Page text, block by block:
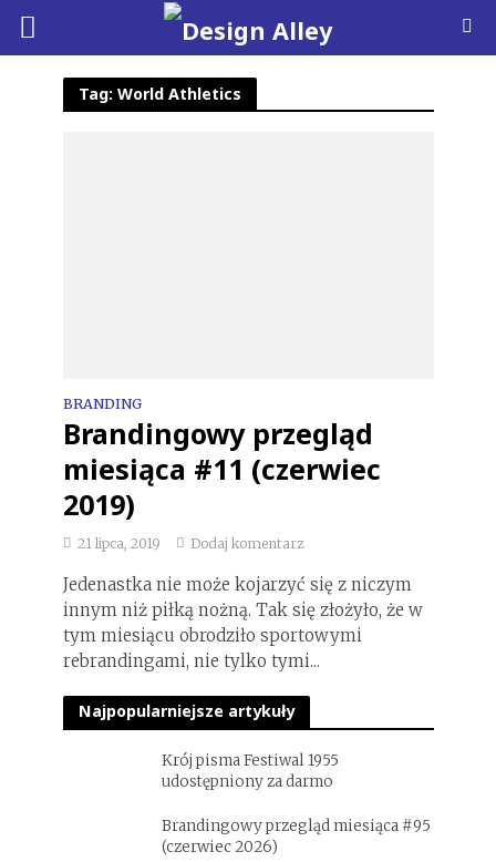
Tag: World Athletics
BRANDING
Brandingowy przegląd
miesiąca #11 (czerwiec
2019)
21 lipca, 2019 Dodaj komentarz
Jedenastka nie może kojarzyć się z niczym
innym niż piłką nożną. Tak się złożyło, że w
tym miesiącu obrodziło sportowymi
rebrandingami, nie tylko tymi...
Najpopularniejsze artykuły
Krój pisma Festiwal 1955
udostępniony za darmo
Brandingowy przegląd miesiąca #95
(czerwiec 2026)